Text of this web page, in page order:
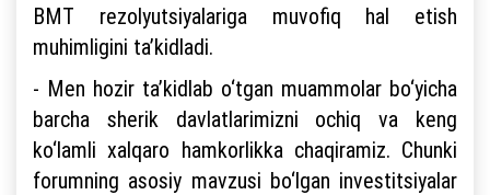
BMT rezolyutsiyalariga muvofiq hal etish
muhimligini ta’kidladi.
- Men hozir ta’kidlab o‘tgan muammolar bo‘yicha
barcha sherik davlatlarimizni ochiq va keng
ko‘lamli xalqaro hamkorlikka chaqiramiz. Chunki
forumning asosiy mavzusi bo‘lgan investitsiyalar